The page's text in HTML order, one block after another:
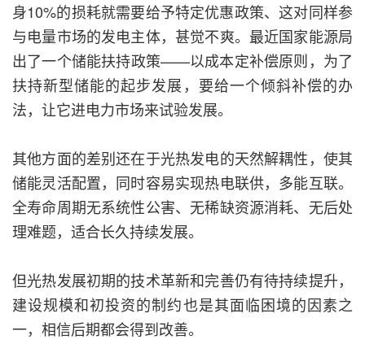
身10%的损耗就需要给予特定优惠政策、这对同样参
与电量市场的发电主体，甚觉不爽。最近国家能源局
出了一个储能扶持政策——以成本定补偿原则，为了
扶持新型储能的起步发展，要给一个倾斜补偿的办
法，让它进电力市场来试验发展。
其他方面的差别还在于光热发电的天然解耦性，使其
储能灵活配置，同时容易实现热电联供，多能互联。
全寿命周期无系统性公害、无稀缺资源消耗、无后处
理难题，适合长久持续发展。
但光热发展初期的技术革新和完善仍有待持续提升，
建设规模和初投资的制约也是其面临困境的因素之
一，相信后期都会得到改善。